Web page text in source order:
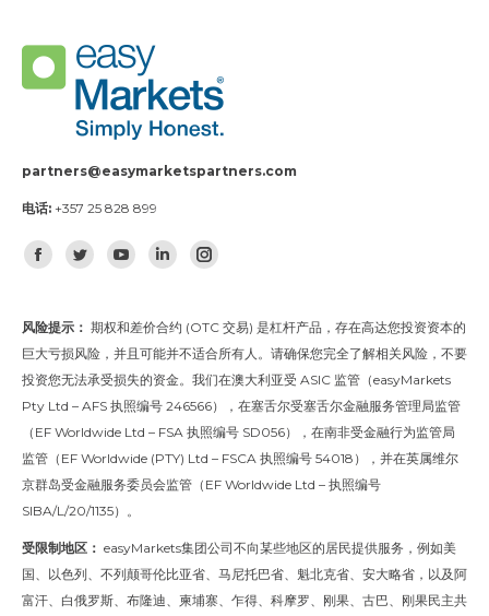
12
13 7342341
14
partners@easymarketspartners.com
电话: +357 25 828 899
找到我们：
Facebook
TwitterYouTubeLinkedinInstagram
风险提示： 期权和差价合约 (OTC 交易) 是杠杆产品，存在高达您投资资本的
巨大亏损风险，并且可能并不适合所有人。请确保您完全了解相关风险，不要
投资您无法承受损失的资金。我们在澳大利亚受 ASIC 监管（easyMarkets
Pty Ltd – AFS 执照编号 246566），在塞舌尔受塞舌尔金融服务管理局监管
（EF Worldwide Ltd – FSA 执照编号 SD056），在南非受金融行为监管局
监管（EF Worldwide (PTY) Ltd – FSCA 执照编号 54018），并在英属维尔
京群岛受金融服务委员会监管（EF Worldwide Ltd – 执照编号
SIBA/L/20/1135）。
受限制地区： easyMarkets集团公司不向某些地区的居民提供服务，例如美
国、以色列、不列颠哥伦比亚省、马尼托巴省、魁北克省、安大略省，以及阿
富汗、白俄罗斯、布隆迪、柬埔寨、乍得、科摩罗、刚果、古巴、刚果民主共